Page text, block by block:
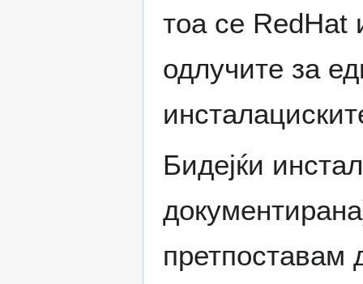
тоа се RedHat
одлучите за
Бидејќи
претпоставам